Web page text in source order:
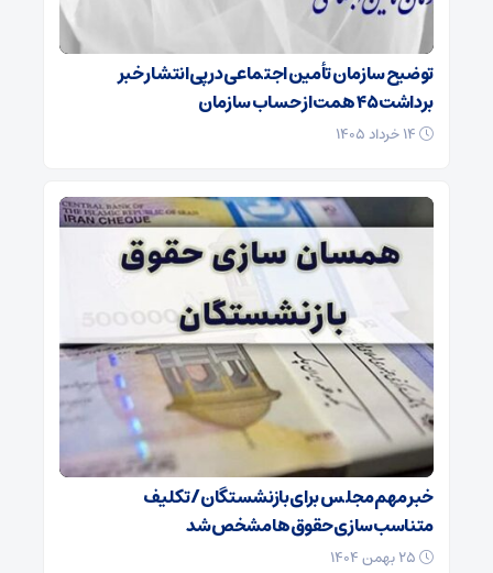
توضیح سازمان تأمین اجتماعی در پی انتشار خبر
برداشت ۴۵ همت از حساب سازمان
خبر مهم مجلس برای بازنشستگان/ تکلیف
متناسب‌سازی حقوق‌ها مشخص شد